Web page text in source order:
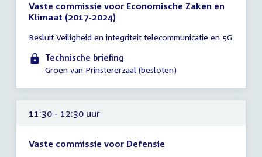
Vaste commissie voor Economische Zaken en
Klimaat (2017-2024)
vergadering
11:30
-
uur
Besluit Veiligheid en integriteit telecommunicatie en 5G
Technische briefing
Groen van Prinstererzaal (besloten)
11:30 - 12:30 uur
Vaste commissie voor Defensie